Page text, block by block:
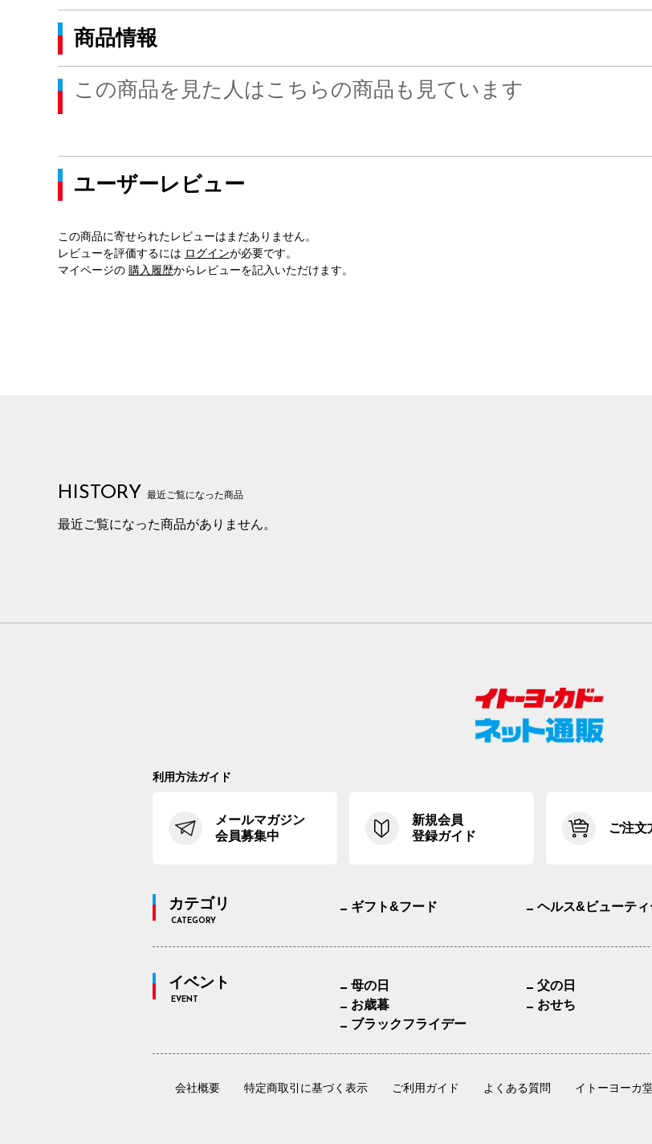
商品情報
この商品を見た人はこちらの商品も見ています
ユーザーレビュー
この商品に寄せられたレビューはまだありません。
レビューを評価するには ログインが必要です。
マイページの 購入履歴からレビューを記入いただけます。
HISTORY 最近ご覧になった商品
最近ご覧になった商品がありません。
利用方法ガイド
メールマガジン
会員募集中
新規会員
登録ガイド
ご注文
カテゴリ
CATEGORY
ギフト&フード ヘルス&ビューティ
イベント
EVENT
母の日 父の日
お歳暮
おせち
ブラックフライデー
会社概要 特定商取引に基づく表示 ご利用ガイド よくある質問 イトーヨーカ